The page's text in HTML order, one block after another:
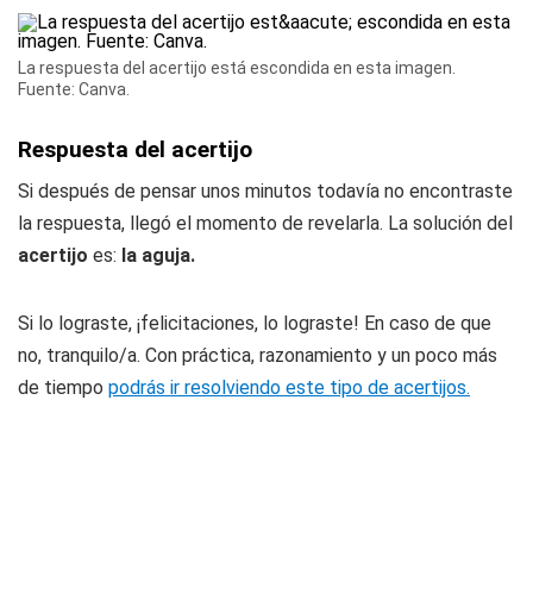
La respuesta del acertijo está escondida en esta imagen.
Fuente: Canva.
Respuesta del acertijo
Si después de pensar unos minutos todavía no encontraste
la respuesta, llegó el momento de revelarla. La solución del
acertijo es: la aguja.
Si lo lograste, ¡felicitaciones, lo lograste! En caso de que
no, tranquilo/a. Con práctica, razonamiento y un poco más
de tiempo podrás ir resolviendo este tipo de acertijos.